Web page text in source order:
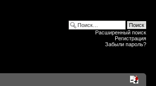
Расширенный поиск
Регистрация
Забыли пароль?